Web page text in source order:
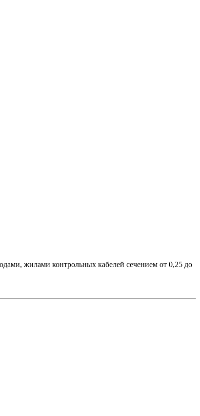
жилами контрольных кабелей сечением от 0,25 до